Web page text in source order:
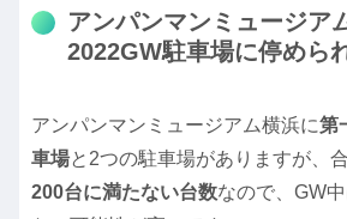
アンパンマンミュージア
2022GW駐車場に停めら
アンパンマンミュージアム横浜に第
車場と2つの駐車場がありますが、
200台に満たない台数なので、GW